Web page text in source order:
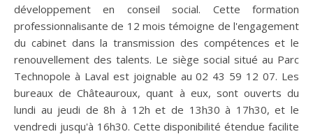
développement en conseil social. Cette formation
professionnalisante de 12 mois témoigne de l'engagement
du cabinet dans la transmission des compétences et le
renouvellement des talents. Le siège social situé au Parc
Technopole à Laval est joignable au 02 43 59 12 07. Les
bureaux de Châteauroux, quant à eux, sont ouverts du
lundi au jeudi de 8h à 12h et de 13h30 à 17h30, et le
vendredi jusqu'à 16h30. Cette disponibilité étendue facilite